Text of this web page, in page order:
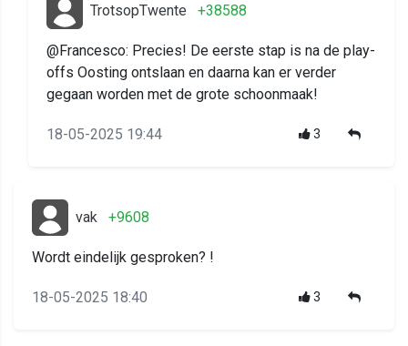
TrotsopTwente +38588
@Francesco: Precies! De eerste stap is na de play-
offs Oosting ontslaan en daarna kan er verder
gegaan worden met de grote schoonmaak!
18-05-2025 19:44 3
vak +9608
Wordt eindelijk gesproken? !
18-05-2025 18:40 3